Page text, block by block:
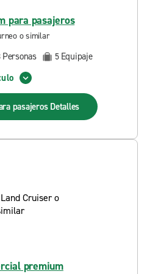
para pasajeros
o similar
Personas 5 Equipaje
pasajeros Detalles
premium